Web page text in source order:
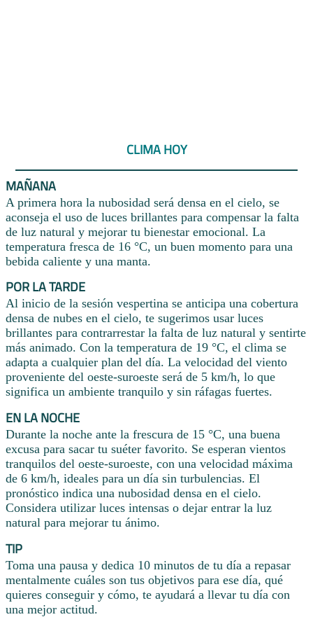
CLIMA HOY
MAÑANA
A primera hora la nubosidad será densa en el cielo, se
aconseja el uso de luces brillantes para compensar la falta
de luz natural y mejorar tu bienestar emocional. La
temperatura fresca de 16 °C, un buen momento para una
bebida caliente y una manta.
POR LA TARDE
Al inicio de la sesión vespertina se anticipa una cobertura
densa de nubes en el cielo, te sugerimos usar luces
brillantes para contrarrestar la falta de luz natural y sentirte
más animado. Con la temperatura de 19 °C, el clima se
adapta a cualquier plan del día. La velocidad del viento
proveniente del oeste-suroeste será de 5 km/h, lo que
significa un ambiente tranquilo y sin ráfagas fuertes.
EN LA NOCHE
Durante la noche ante la frescura de 15 °C, una buena
excusa para sacar tu suéter favorito. Se esperan vientos
tranquilos del oeste-suroeste, con una velocidad máxima
de 6 km/h, ideales para un día sin turbulencias. El
pronóstico indica una nubosidad densa en el cielo.
Considera utilizar luces intensas o dejar entrar la luz
natural para mejorar tu ánimo.
TIP
Toma una pausa y dedica 10 minutos de tu día a repasar
mentalmente cuáles son tus objetivos para ese día, qué
quieres conseguir y cómo, te ayudará a llevar tu día con
una mejor actitud.